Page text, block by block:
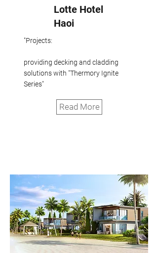
Lotte Hotel
Haoi
"Projects:
providing decking and cladding
solutions with "Thermory Ignite
Series"
Read More